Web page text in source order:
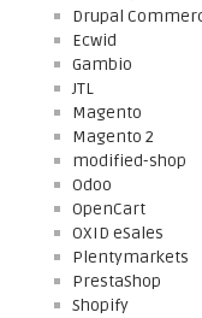
Drupal
Ecwid
Gambio
JTL
Magento
Magento 2
modified-shop
Odoo
OpenCart
OXID eSales
Plentymarkets
PrestaShop
Shopify